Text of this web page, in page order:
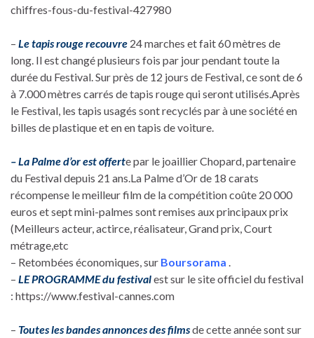
chiffres-fous-du-festival-427980
– Le tapis rouge recouvre 24 marches et fait 60 mètres de
long. Il est changé plusieurs fois par jour pendant toute la
durée du Festival. Sur près de 12 jours de Festival, ce sont de 6
à 7.000 mètres carrés de tapis rouge qui seront utilisés.Après
le Festival, les tapis usagés sont recyclés par à une société en
billes de plastique et en en tapis de voiture.
– La Palme d’or est offerte par le joaillier Chopard, partenaire
du Festival depuis 21 ans.La Palme d’Or de 18 carats
récompense le meilleur film de la compétition coûte 20 000
euros et sept mini-palmes sont remises aux principaux prix
(Meilleurs acteur, actirce, réalisateur, Grand prix, Court
métrage,etc
– Retombées économiques, sur Boursorama
– LE PROGRAMME du festivalest sur le site officiel du festival
: https://www.festival-cannes.com
– Toutes les bandes annonces des filmsde cette année sont sur